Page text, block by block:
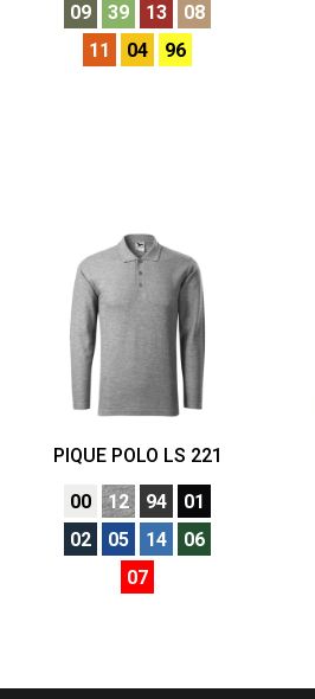
09
39 13
08
11
04 96
PIQUE POLO LS 221
00 12 94
01
02
05 14
06
07